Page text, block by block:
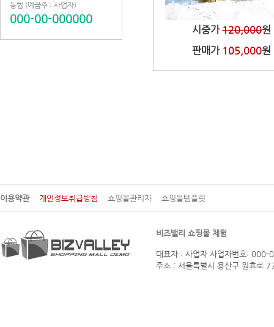
농협 (예금주 : 사업자)
000-00-000000
Winter of Deoksugung
시중가120,000원
판매가 105,000원
이용약관 개인정보취급방침 쇼핑몰관리자 쇼핑몰템플릿
비즈밸리 쇼핑몰 체험
대표자 : 사업자 사업자번호:
주소 : 서울특별시 용산구 원효